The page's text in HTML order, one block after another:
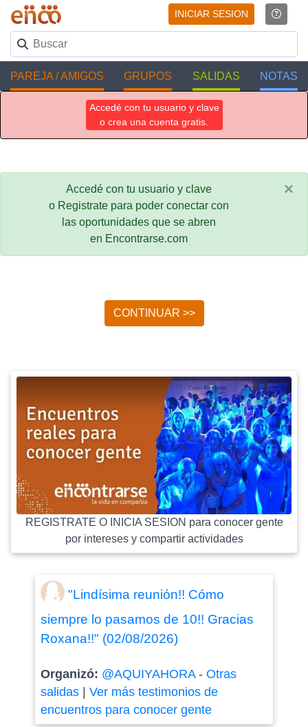
INICIAR SESION
PAREJA / AMIGOS GRUPOS SALIDAS NOTAS
Accedé con tu usuario y clave
o crea una cuenta gratis.
Accedé con tu usuario y clave
o Registrate para poder conectar con
las oportunidades que se abren
en Encontrarse.com
×
CONTINUAR >>
REGISTRATE O INICIA SESION para conocer gente
por intereses y compartir actividades
"Lindísima reunión!! Cómo
siempre lo pasamos de 10!! Gracias
Roxana!!" (02/08/2026)
Organizó: @AQUIYAHORA- Otras
salidas| Ver más testimonios de
encuentros para conocer gente